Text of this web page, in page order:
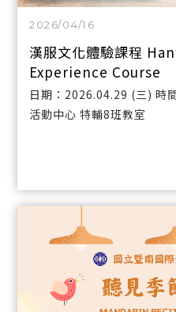
2026/04/16
漢服文化體驗課程 Hanfu Cultural
Experience Course
日期：2026.04.29 (三) 時
活動中心 特輔8班教室